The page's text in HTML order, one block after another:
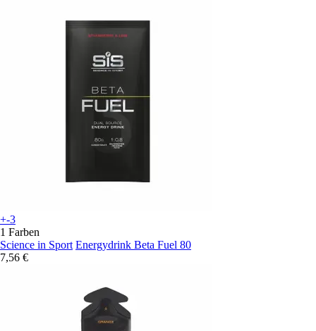
+-3
1 Farben
Science in Sport Energydrink Beta Fuel 80
7,56 €